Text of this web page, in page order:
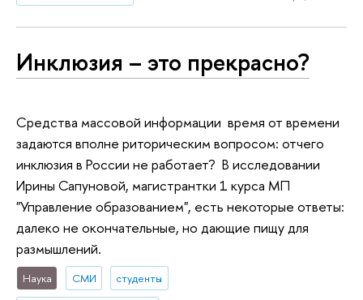
Инклюзия – это прекрасно?
Средства массовой информации время от времени
задаются вполне риторическим вопросом: отчего
инклюзия в России не работает? В исследовании
Ирины Сапуновой, магистрантки 1 курса МП
"Управление образованием", есть некоторые ответы:
далеко не окончательные, но дающие пищу для
размышлений.
Наука СМИ студенты